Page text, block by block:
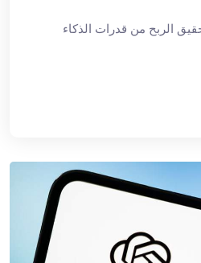
الربح من قدرات الذكاء